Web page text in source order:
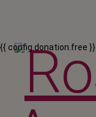
{{ config.donation.free }}